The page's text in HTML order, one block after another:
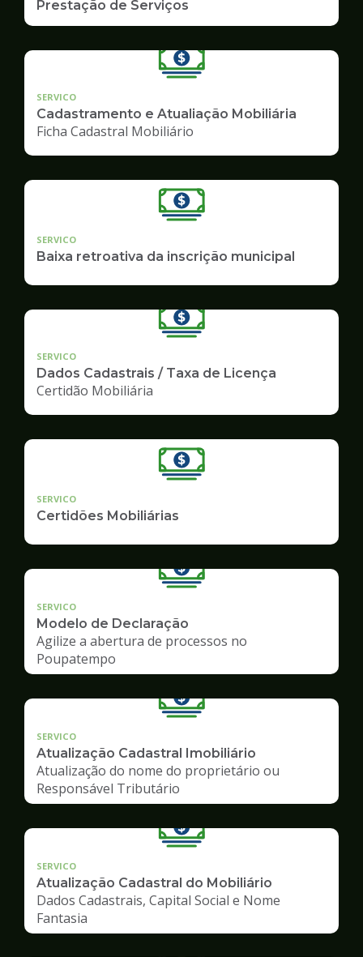
Prestação de Serviços
SERVICO
Cadastramento e Atualiação Mobiliária
Ficha Cadastral Mobiliário
SERVICO
Baixa retroativa da inscrição municipal
SERVICO
Dados Cadastrais / Taxa de Licença
Certidão Mobiliária
SERVICO
Certidões Mobiliárias
SERVICO
Modelo de Declaração
Agilize a abertura de processos no
Poupatempo
SERVICO
Atualização Cadastral Imobiliário
Atualização do nome do proprietário ou
Responsável Tributário
SERVICO
Atualização Cadastral do Mobiliário
Dados Cadastrais, Capital Social e Nome
Fantasia